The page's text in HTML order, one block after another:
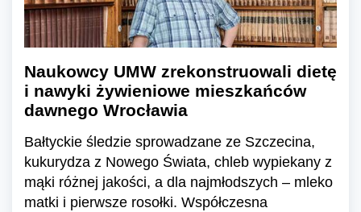
Naukowcy UMW zrekonstruowali dietę
i nawyki żywieniowe mieszkańców
dawnego Wrocławia
Bałtyckie śledzie sprowadzane ze Szczecina,
kukurydza z Nowego Świata, chleb wypiekany z
mąki różnej jakości, a dla najmłodszych – mleko
matki i pierwsze rosołki. Współczesna